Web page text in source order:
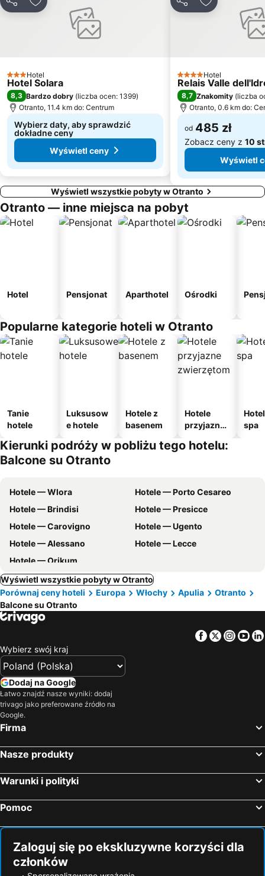
UdostępnijDodaj do ulubionych
3 Kategoria
Hotel
Hotel Solara
8,3 Bardzo dobry (liczba ocen: 1399)
Otranto, 11.4 km do: Centrum
Wybierz daty, aby sprawdzić
dokładne ceny
Wyświetl ceny
UdostępnijDodaj do
4 Kategoria
Hotel
Relais Valle
8,7 Znakomity (liczba
Otranto, 0.6 km do:
od 485 zł
Zobacz ceny z 10
Wyświetl
Wyświetl wszystkie pobyty w Otranto
Otranto — inne miejsca na pobyt
Hotel Pensjonat Aparthotel Ośrodki
Popularne kategorie hoteli w Otranto
Tanie
hotele
Luksusow
e hotele
Hotele z
basenem
Hotele
przyjazne
m
spa
Kierunki podróży w pobliżu tego hotelu:
Balcone su Otranto
Hotele — Wlora
Hotele — Porto Cesareo
Hotele — Brindisi
Hotele — Presicce
Hotele — Carovigno
Hotele — Ugento
Hotele — Alessano
Hotele — Lecce
Hotele — Orikum
Wyświetl wszystkie pobyty w Otranto
Porównaj ceny hoteli
Europa Włochy Apulia
Otranto
Balcone su Otranto
Facebook
Twitter
Wybierz swój kraj
Dodaj na Google
Łatwo znajdź nasze wyniki: dodaj
trivago jako preferowane źródło na
Google.
Firma
Nasze produkty
Warunki i polityki
Pomoc
Zaloguj się po ekskluzywne korzyści dla
członków